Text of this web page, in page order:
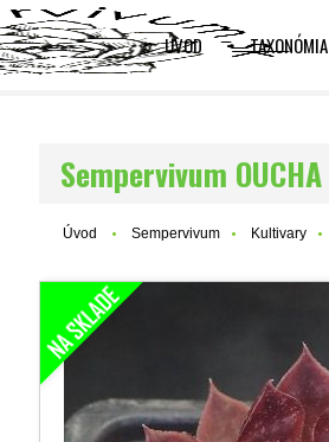
ÚVOD TAXONÓMIA
Sempervivum OUCHA
Úvod Sempervivum Kultivary